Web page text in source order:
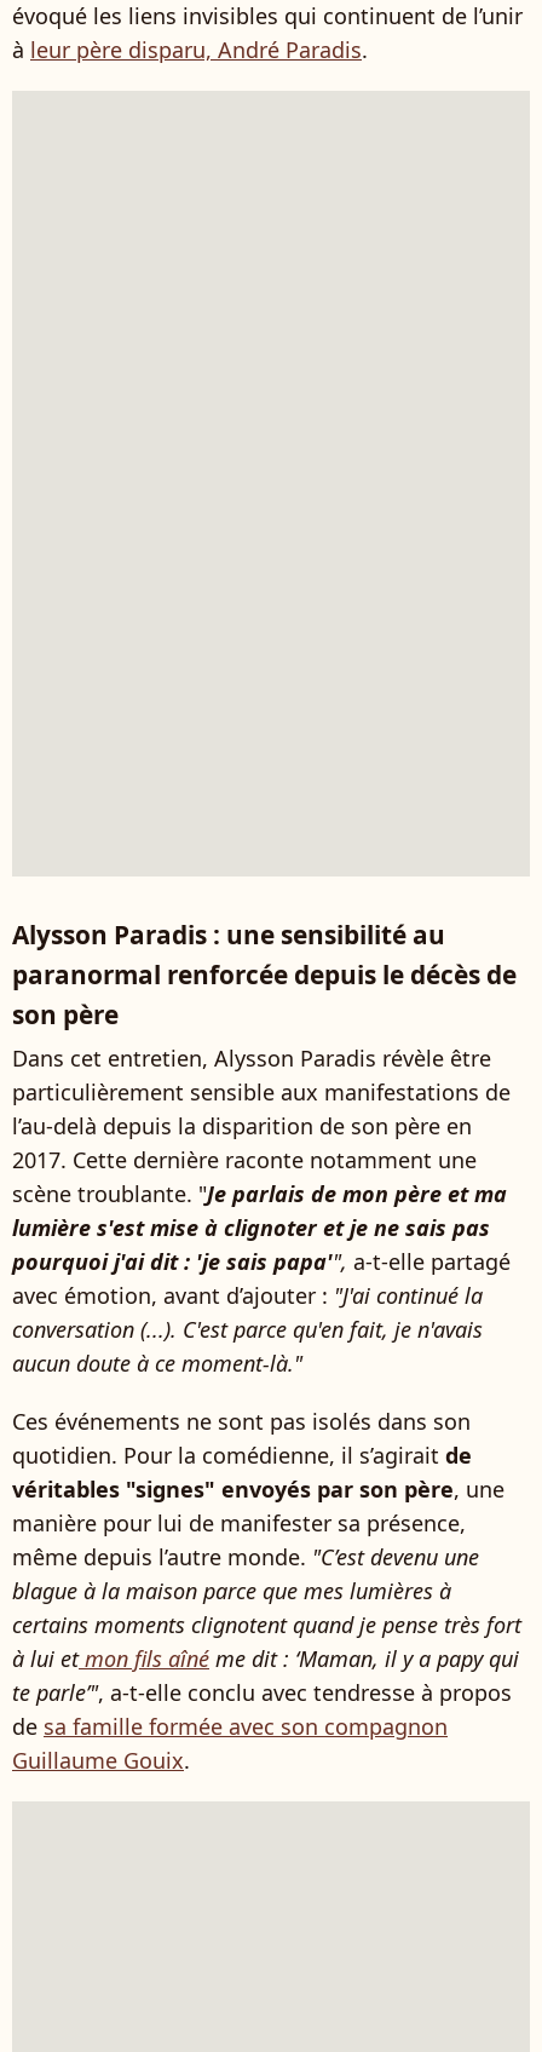
évoqué les liens invisibles qui continuent de l’unir
à leur père disparu, André Paradis.
Alysson Paradis : une sensibilité au
paranormal renforcée depuis le décès de
son père
Dans cet entretien, Alysson Paradis révèle être
particulièrement sensible aux manifestations de
l’au-delà depuis la disparition de son père en
2017. Cette dernière raconte notamment une
scène troublante. "Je parlais de mon père et ma
lumière s'est mise à clignoter et je ne sais pas
pourquoi j'ai dit : 'je sais papa'", a-t-elle partagé
avec émotion, avant d’ajouter : "J'ai continué la
conversation (...). C'est parce qu'en fait, je n'avais
aucun doute à ce moment-là."
Ces événements ne sont pas isolés dans son
quotidien. Pour la comédienne, il s’agirait de
véritables "signes" envoyés par son père, une
manière pour lui de manifester sa présence,
même depuis l’autre monde. "C’est devenu une
blague à la maison parce que mes lumières à
certains moments clignotent quand je pense très fort
à lui etmon fils aîné me dit : ‘Maman, il y a papy qui
te parle’", a-t-elle conclu avec tendresse à propos
de sa famille formée avec son compagnon
Guillaume Gouix.